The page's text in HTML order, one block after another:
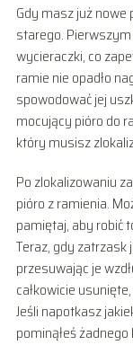
Gdy masz już
starego.
wycieraczki, co
ramie nie opadło
spowodować jej
mocujący pióro do
który musisz
Po zlokalizowaniu
pióro z ramienia.
pamiętaj, aby robić
Teraz, gdy
przesuwając je
całkowicie
Jeśli napotkasz
pominąłeś żadnego